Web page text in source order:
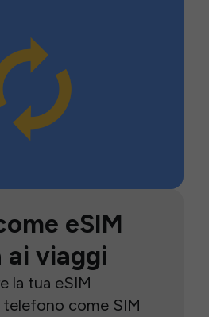
eSIM
viaggi
la tua eSIM
telefono come SIM